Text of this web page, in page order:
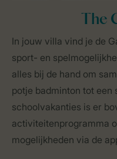
The
In jouw villa vind je de
sport- en
alles bij de hand om
potje badminton tot een
schoolvakanties is er
activiteitenprogramma
mogelijkheden via de